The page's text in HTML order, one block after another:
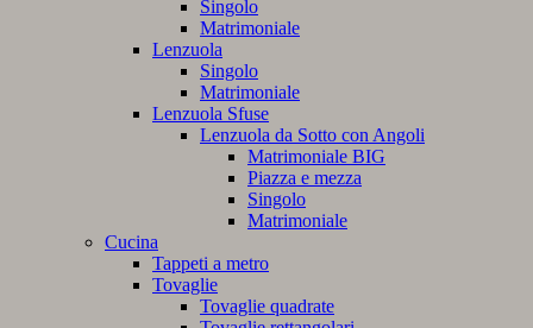
Singolo
Matrimoniale
Lenzuola
Singolo
Matrimoniale
Lenzuola Sfuse
Lenzuola da Sotto con Angoli
Matrimoniale BIG
Piazza e mezza
Singolo
Matrimoniale
Cucina
Tappeti a metro
Tovaglie
Tovaglie quadrate